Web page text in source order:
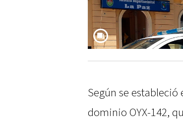
Según se
dominio OYX-142,